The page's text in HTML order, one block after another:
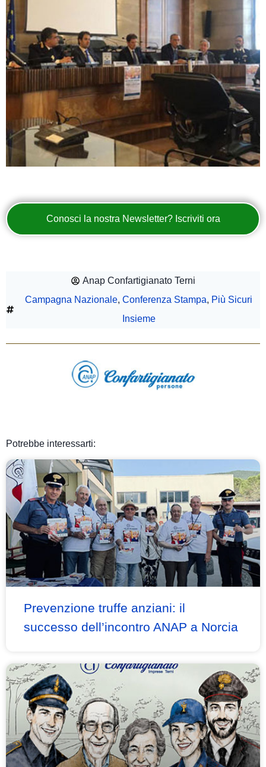
Conosci la nostra Newsletter? Iscriviti ora
Anap Confartigianato Terni
Campagna Nazionale, Conferenza Stampa, Più Sicuri
Insieme
Potrebbe interessarti:
Prevenzione truffe anziani: il
successo dell’incontro ANAP a Norcia